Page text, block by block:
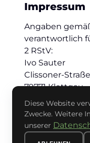
Impressum
Angaben
verantwortlich
2 RStV:
Ivo Sauter
Clissoner-
79771 Klettgau
Disclaimer
Cookie-
Diese Website
Zwecke. Weitere
unserer